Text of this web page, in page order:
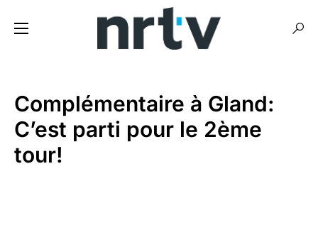
Complémentaire à Gland:
C’est parti pour le 2ème
tour!